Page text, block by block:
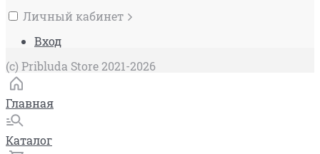
Личный кабинет
Вход
(c) Pribluda Store 2021-2026
Главная
Каталог